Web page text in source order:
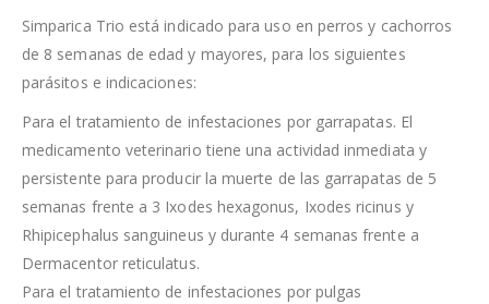
Simparica Trio está indicado para uso en perros y cachorros
de 8 semanas de edad y mayores, para los siguientes
parásitos e indicaciones:
Para el tratamiento de infestaciones por garrapatas. El
medicamento veterinario tiene una actividad inmediata y
persistente para producir la muerte de las garrapatas de 5
semanas frente a 3 Ixodes hexagonus, Ixodes ricinus y
Rhipicephalus sanguineus y durante 4 semanas frente a
Dermacentor reticulatus.
Para el tratamiento de infestaciones por pulgas